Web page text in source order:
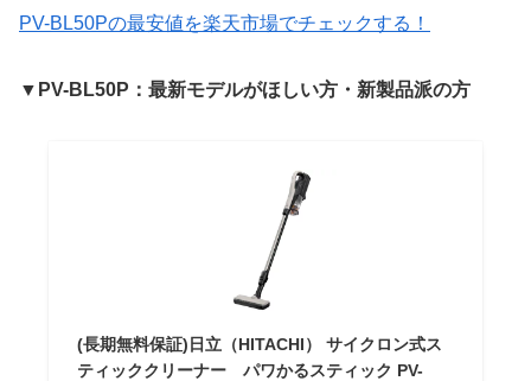
PV-BL50Pの最安値を楽天市場でチェックする！
▼PV-BL50P：最新モデルがほしい方・新製品派の方
(長期無料保証)日立（HITACHI） サイクロン式ス
ティッククリーナー パワかるスティック PV-